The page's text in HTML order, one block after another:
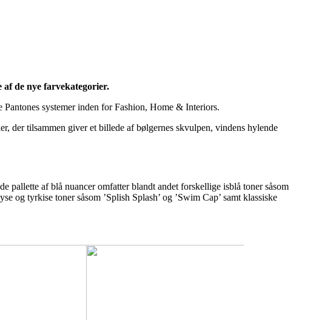
de nye farvekategorier.
systemer inden for Fashion, Home & Interiors.
der tilsammen giver et billede af bølgernes skvulpen, vindens hylende
pallette af blå nuancer omfatter blandt andet forskellige isblå toner såsom
og tyrkise toner såsom ’Splish Splash’ og ’Swim Cap’ samt klassiske